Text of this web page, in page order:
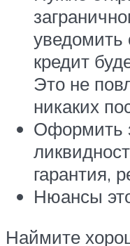
кредит
Это не
никаких
Оформить
гарантия,
Нюансы
Наймите